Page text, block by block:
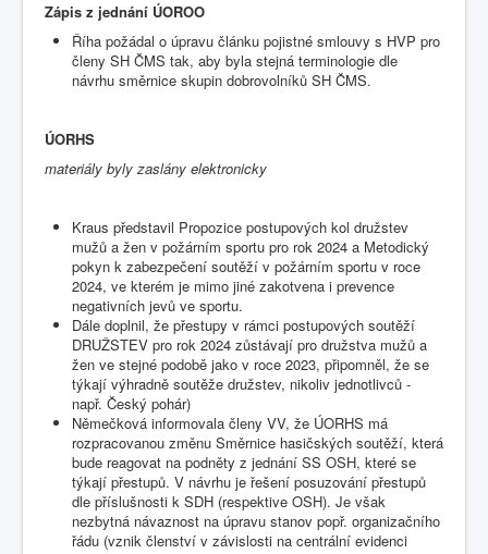
Zápis z jednání ÚOROO
Říha požádal o úpravu článku pojistné smlouvy s HVP pro
členy SH ČMS tak, aby byla stejná terminologie dle
návrhu směrnice skupin dobrovolníků SH ČMS.
ÚORHS
materiály byly zaslány elektronicky
Kraus představil Propozice postupových kol družstev
mužů a žen v požárním sportu pro rok 2024 a Metodický
pokyn k zabezpečení soutěží v požárním sportu v roce
2024, ve kterém je mimo jiné zakotvena i prevence
negativních jevů ve sportu.
Dále doplnil, že přestupy v rámci postupových soutěží
DRUŽSTEV pro rok 2024 zůstávají pro družstva mužů a
žen ve stejné podobě jako v roce 2023, připomněl, že se
týkají výhradně soutěže družstev, nikoliv jednotlivců -
např. Český pohár)
Němečková informovala členy VV, že ÚORHS má
rozpracovanou změnu Směrnice hasičských soutěží, která
bude reagovat na podněty z jednání SS OSH, které se
týkají přestupů. V návrhu je řešení posuzování přestupů
dle příslušnosti k SDH (respektive OSH). Je však
nezbytná návaznost na úpravu stanov popř. organizačního
řádu (vznik členství v závislosti na centrální evidenci